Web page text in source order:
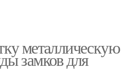
металлическую
замков для